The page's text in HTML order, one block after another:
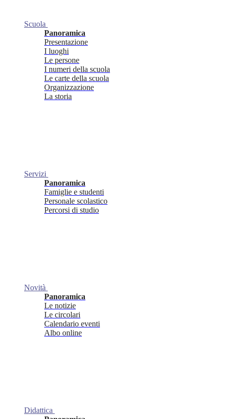
Scuola
Panoramica
Presentazione
I luoghi
Le persone
I numeri della scuola
Le carte della scuola
Organizzazione
La storia
Servizi
Panoramica
Famiglie e studenti
Personale scolastico
Percorsi di studio
Novità
Panoramica
Le notizie
Le circolari
Calendario eventi
Albo online
Didattica